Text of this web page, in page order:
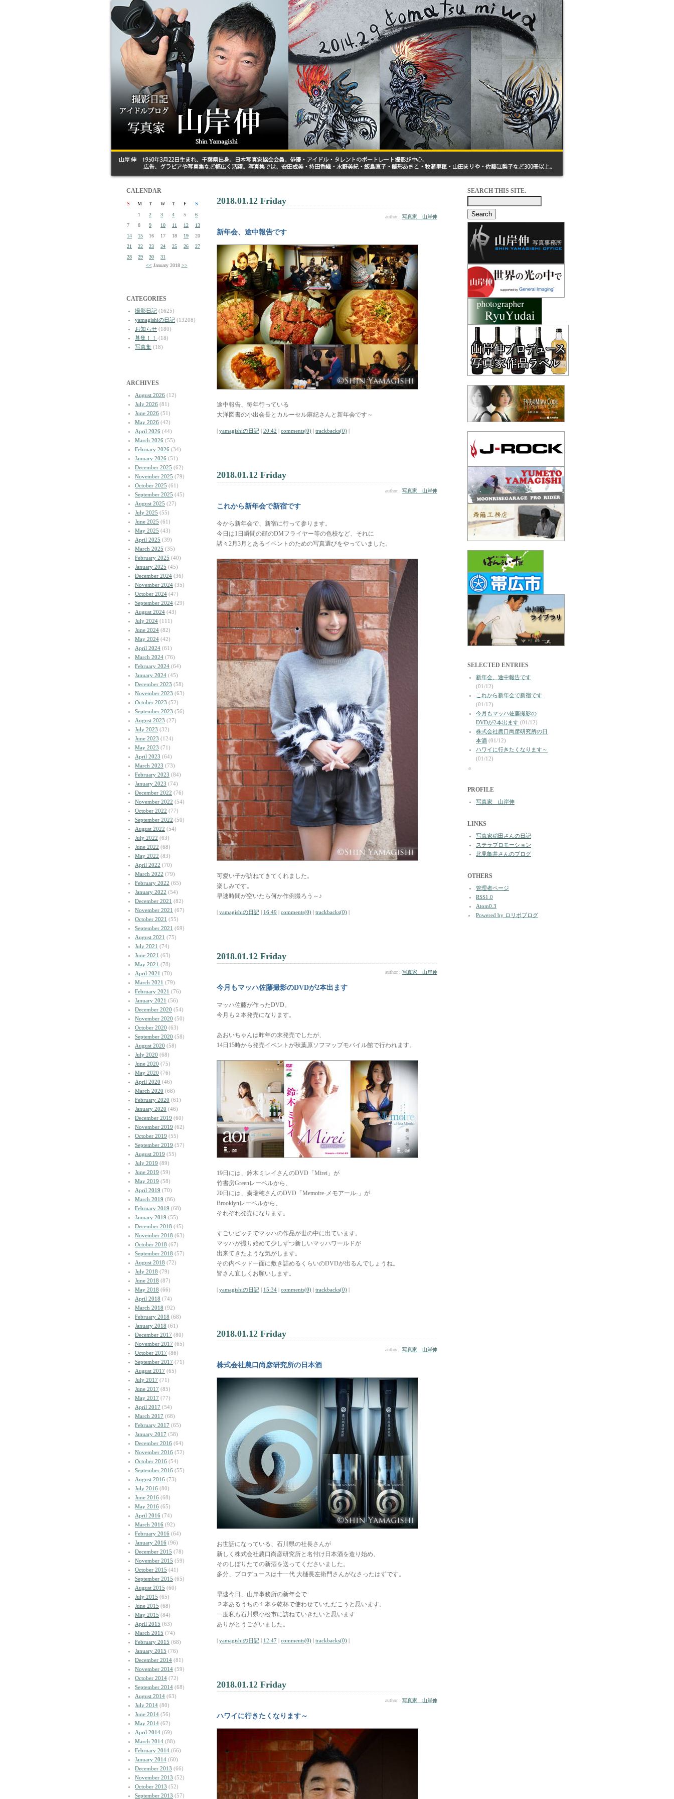
CALENDAR
S M T W T F
S
1
2 3 4 5
6
7
8 9 10 11 12
13
14
15 16 17 18 19
20
21
22 23 24 25 26
27
28
29 30
31
<< January 2018 >>
CATEGORIES
撮影日記 (1625)
yamagishiの日記 (13208)
お知らせ (180)
募集！！
(18)
写真集 (18)
ARCHIVES
August 2026 (12)
July 2026 (81)
June 2026 (51)
May 2026 (42)
April 2026 (44)
March 2026 (55)
February 2026 (34)
January 2026 (51)
December 2025 (62)
November 2025 (79)
October 2025 (61)
September 2025 (45)
August 2025 (27)
July 2025 (55)
June 2025 (61)
May 2025 (43)
April 2025 (39)
March 2025 (35)
February 2025 (40)
January 2025 (45)
December 2024 (36)
November 2024 (35)
October 2024 (47)
September 2024 (29)
August 2024 (43)
July 2024 (111)
June 2024 (82)
May 2024 (42)
April 2024 (61)
March 2024 (76)
February 2024 (64)
January 2024 (45)
December 2023 (58)
November 2023 (63)
October 2023 (52)
September 2023 (56)
August 2023 (27)
July 2023 (32)
June 2023 (124)
May 2023 (71)
April 2023 (64)
March 2023 (73)
February 2023 (84)
January 2023 (74)
December 2022 (76)
November 2022 (54)
October 2022 (77)
September 2022 (50)
August 2022 (54)
July 2022 (63)
June 2022 (68)
May 2022 (83)
April 2022 (70)
March 2022 (79)
February 2022 (65)
January 2022 (54)
December 2021 (82)
November 2021 (67)
October 2021 (55)
September 2021 (69)
August 2021 (75)
July 2021 (74)
June 2021 (63)
May 2021 (78)
April 2021 (70)
March 2021 (79)
February 2021 (76)
January 2021 (56)
December 2020 (54)
November 2020 (50)
October 2020 (63)
September 2020 (58)
August 2020 (58)
July 2020 (68)
June 2020 (75)
May 2020 (76)
April 2020 (46)
March 2020 (68)
February 2020 (61)
January 2020 (46)
December 2019 (60)
November 2019 (62)
October 2019 (55)
September 2019 (57)
August 2019 (55)
July 2019 (89)
June 2019 (59)
May 2019 (58)
April 2019 (70)
March 2019 (86)
February 2019 (68)
January 2019 (55)
December 2018 (45)
November 2018 (63)
October 2018 (67)
September 2018 (57)
August 2018 (72)
July 2018 (79)
June 2018 (87)
May 2018 (66)
April 2018 (74)
March 2018 (92)
February 2018 (68)
January 2018 (61)
December 2017 (80)
November 2017 (65)
October 2017 (86)
September 2017 (71)
August 2017 (65)
July 2017 (71)
June 2017 (85)
May 2017 (77)
April 2017 (54)
March 2017 (68)
February 2017 (65)
January 2017 (58)
December 2016 (64)
November 2016 (52)
October 2016 (54)
September 2016 (55)
August 2016 (73)
July 2016 (80)
June 2016 (68)
May 2016 (65)
April 2016 (74)
March 2016 (92)
February 2016 (64)
January 2016 (96)
December 2015 (78)
November 2015 (59)
October 2015 (41)
September 2015 (65)
August 2015 (60)
July 2015 (65)
June 2015 (68)
May 2015 (84)
April 2015 (63)
March 2015 (74)
February 2015 (68)
January 2015 (76)
December 2014 (81)
November 2014 (59)
October 2014 (72)
September 2014 (68)
August 2014 (63)
July 2014 (80)
June 2014 (56)
May 2014 (62)
April 2014 (69)
March 2014 (88)
February 2014 (66)
January 2014 (60)
December 2013 (66)
November 2013 (52)
October 2013 (52)
September 2013 (57)
2018.01.12 Friday
author : 写真家 山岸伸
新年会、途中報告です
途中報告、毎年行っている
大洋図書の小出会長とカルーセル麻紀さんと新年会です～
| yamagishiの日記 | 20:42 | comments(0) | trackbacks(0) |
2018.01.12 Friday
author : 写真家 山岸伸
これから新年会で新宿です
今から新年会で、新宿に行って参ります。
今日は1日瞬間の顔のDMフライヤー等の色校など、それに
諸々2月3月とあるイベントのための写真選びをやっていました。
可愛い子が訪ねてきてくれました。
楽しみです。
早速時間が空いたら何か作例撮ろう～♪
| yamagishiの日記 | 16:49 | comments(0) | trackbacks(0) |
2018.01.12 Friday
author : 写真家 山岸伸
今月もマッハ佐藤撮影のDVDが2本出ます
マッハ佐藤が作ったDVD。
今月も２本発売になります。
あおいちゃんは昨年の末発売でしたが、
14日15時から発売イベントが秋葉原ソフマップモバイル館で行われます。
19日には、鈴木ミレイさんのDVD「Mirei」が
竹書房Greenレーベルから、
20日には、秦瑞穂さんのDVD「Memoire-メモアール-」が
Brooklynレーベルから、
それぞれ発売になります。
すごいピッチでマッハの作品が世の中に出ています。
マッハが撮り始めて少しずつ新しいマッハワールドが
出来てきたような気がします。
その内ベッド一面に敷き詰めるくらいのDVDが出るんでしょうね。
皆さん宜しくお願いします。
| yamagishiの日記 | 15:34 | comments(0) | trackbacks(0) |
2018.01.12 Friday
author : 写真家 山岸伸
株式会社農口尚彦研究所の日本酒
お世話になっている、石川県の社長さんが
新しく株式会社農口尚彦研究所と名付け日本酒を造り始め、
そのしぼりたての新酒を送ってくださいました。
多分、プロデュースは十一代 大樋長左衛門さんがなさったはずです。
早速今日、山岸事務所の新年会で
２本あるうちの１本を乾杯で使わせていただこうと思います。
一度私も石川県小松市に訪ねていきたいと思います
ありがとうございました。
| yamagishiの日記 | 12:47 | comments(0) | trackbacks(0) |
2018.01.12 Friday
author : 写真家 山岸伸
ハワイに行きたくなります～
SEARCH THIS SITE.
SELECTED ENTRIES
新年会、途中報告です
(01/12)
これから新年会で新宿です
(01/12)
今月もマッハ佐藤撮影の
DVDが2本出ます (01/12)
株式会社農口尚彦研究所の日
本酒 (01/12)
ハワイに行きたくなります～
(01/12)
a
PROFILE
写真家 山岸伸
LINKS
写真家稲田さんの日記
ステラプロモーション
北見亀井さんのブログ
OTHERS
管理者ページ
RSS1.0
Atom0.3
Powered by ロリポブログ